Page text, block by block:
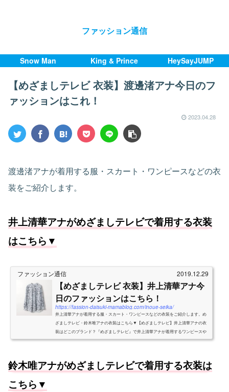
ファッション通信
Snow Man King & Prince HeySayJUMP
【めざましテレビ 衣装】渡邊渚アナ今日のフ
ァッションはこれ！
2023.04.28
渡邊渚アナが着用する服・スカート・ワンピースなどの衣
装をご紹介します。
井上清華アナがめざましテレビで着用する衣装
はこちら▼
ファッション通信 2019.12.29
【めざましテレビ 衣装】井上清華アナ今
日のファッションはこちら！
https://fassion-daisuki-mamablog.com/inoue-seika/
井上清華アナが着用する服・スカート・ワンピースなどの衣装をご紹介します。め
ざましテレビ・鈴木唯アナの衣装はこちら▼【めざましテレビ】井上清華アナの衣
装はどこのブランド？『めざましテレビ』で井上清華アナが着用するワンピースや
ブラウスなどの衣装をご紹介...
鈴木唯アナがめざましテレビで着用する衣装は
こちら▼